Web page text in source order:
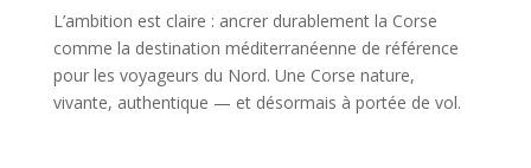
L’ambition est claire : ancrer durablement la Corse
comme la destination méditerranéenne de référence
pour les voyageurs du Nord. Une Corse nature,
vivante, authentique — et désormais à portée de vol.